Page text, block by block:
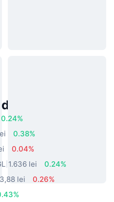
Lumea Reală
0.24%
0.38%
0.04%
1.636 lei
0.24%
lei
0.26%